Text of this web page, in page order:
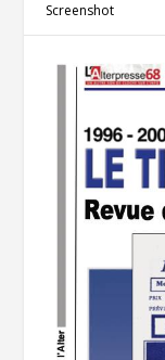
Screenshot